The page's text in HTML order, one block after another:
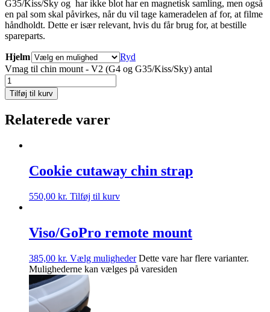
G35/Kiss/Sky og har ikke blot har en magnetisk samling, men også
en pal som skal påvirkes, når du vil tage kameradelen af for, at filme
håndholdt. Dette er især relevant, hvis du får brug for, at bestille
spareparts.
Hjelm
Ryd
Vmag til chin mount - V2 (G4 og G35/Kiss/Sky) antal
Tilføj til kurv
Relaterede varer
Cookie cutaway chin strap
550,00 kr. Tilføj til kurv
Viso/GoPro remote mount
385,00 kr. Vælg muligheder Dette vare har flere varianter.
Mulighederne kan vælges på varesiden